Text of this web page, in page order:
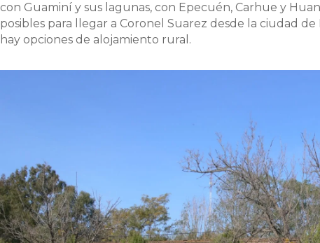
con Guaminí y sus lagunas, con Epecuén, Carhue y
posibles para llegar a Coronel Suarez desde la ciudad de
hay opciones de alojamiento rural.